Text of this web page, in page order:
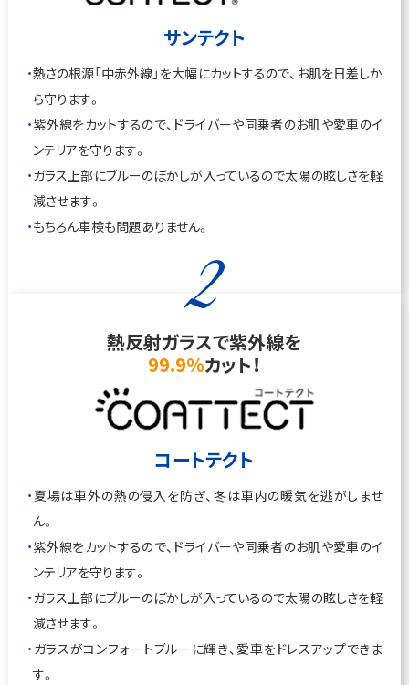
サンテクト
熱さの根源「中赤外線」を大幅にカットするので、お肌を日差しか
ら守ります。
紫外線をカットするので、ドライバーや同乗者のお肌や愛車のイ
ンテリアを守ります。
ガラス上部にブルーのぼかしが入っているので太陽の眩しさを軽
減させます。
もちろん車検も問題ありません。
2
熱反射ガラスで紫外線を
99.9%カット！
コートテクト
夏場は車外の熱の侵入を防ぎ、冬は車内の暖気を逃がしませ
ん。
紫外線をカットするので、ドライバーや同乗者のお肌や愛車のイ
ンテリアを守ります。
ガラス上部にブルーのぼかしが入っているので太陽の眩しさを軽
減させます。
ガラスがコンフォートブルーに輝き、愛車をドレスアップできま
す。